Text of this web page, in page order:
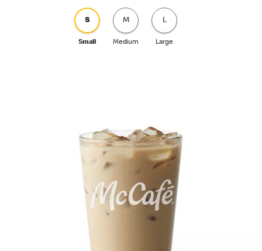
S
Small
M
Medium
L
Large